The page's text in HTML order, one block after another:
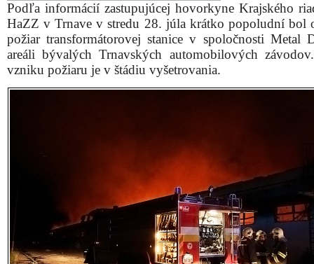
Podľa informácií zastupujúcej hovorkyne Krajského
HaZZ v Trnave v stredu 28. júla krátko popoludní bol
požiar transformátorovej stanice v spoločnosti Metal
areáli bývalých Trnavských automobilových
vzniku požiaru je v štádiu vyšetrovania.